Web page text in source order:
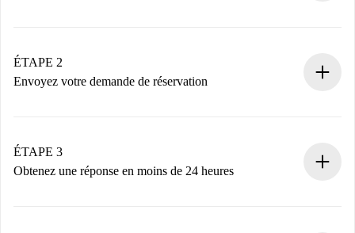
Vous disposez à l’avance de toutes les informations
nécessaires.
ÉTAPE 2
Envoyez votre demande de réservation
Nous ne vous facturerons rien tant que le propriétaire
n’aura pas accepté.
ÉTAPE 3
Obtenez une réponse en moins de 24 heures